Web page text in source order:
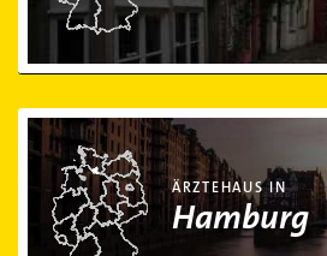
ÄRZTEHAUS IN
Hamburg
Ärztehaus in Hamburg